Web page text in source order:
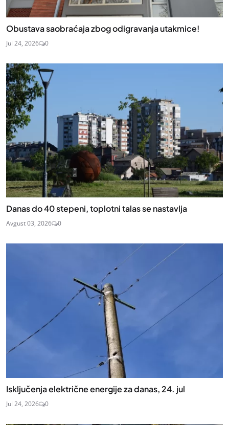
Obustava saobraćaja zbog odigravanja utakmice!
Jul 24, 2026 0
Danas do 40 stepeni, toplotni talas se nastavlja
Avgust 03, 2026 0
Isključenja električne energije za danas, 24. jul
Jul 24, 2026 0